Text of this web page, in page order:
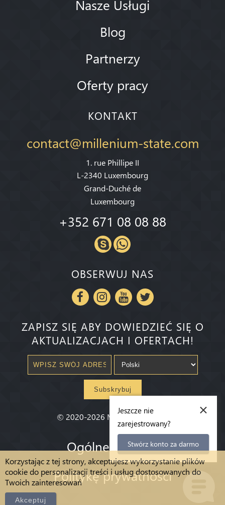
Korzystając z tej strony, akceptujesz wykorzystanie plików
cookie do personalizacji treści i usług dostosowanych do
Twoich zainteresowań
Akceptuj
Nasze Usługi
Blog
Partnerzy
Oferty pracy
KONTAKT
contact@millenium-state.com
1. rue Phillipe II
L-2340 Luxembourg
Grand-Duché de
Luxembourg
+352 671 08 08 88
OBSERWUJ NAS
ZAPISZ SIĘ ABY DOWIEDZIEĆ SIĘ O
AKTUALIZACJACH I OFERTACH!
Subskrybuj
© 2020-2026 Millenium State
Ogólne warunki
Politykę prywatności
×
Jeszcze nie
zarejestrowany?
Stwórz konto za darmo